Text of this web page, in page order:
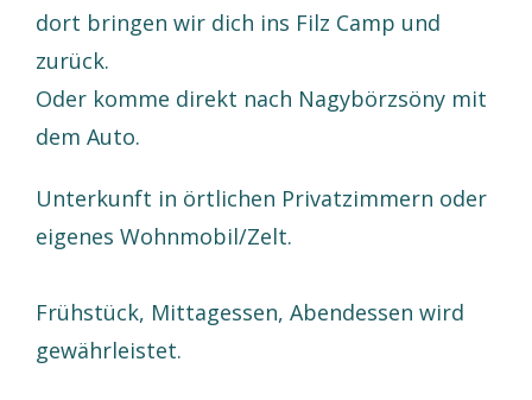
dort bringen wir dich ins Filz Camp und
zurück.
Oder komme direkt nach Nagybörzsöny mit
dem Auto.
Unterkunft in örtlichen Privatzimmern oder
eigenes Wohnmobil/Zelt.
Frühstück, Mittagessen, Abendessen wird
gewährleistet.